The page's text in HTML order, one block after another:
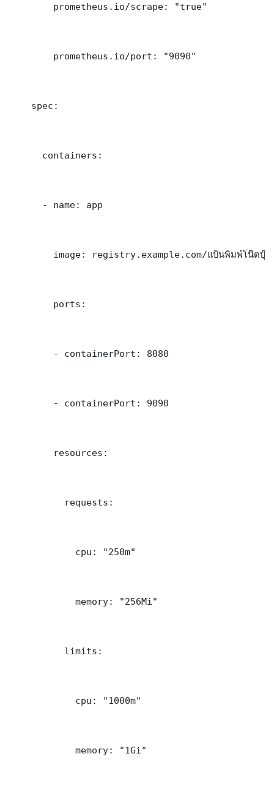
        prometheus.io/scrape: "true"
        prometheus.io/port: "9090"
    spec:
      containers:
      - name: app
image: registry.example.com/แป้นพิมพ์โน๊ตบุ๊
        ports:
        - containerPort: 8080
        - containerPort: 9090
        resources:
          requests:
            cpu: "250m"
            memory: "256Mi"
          limits:
            cpu: "1000m"
            memory: "1Gi"